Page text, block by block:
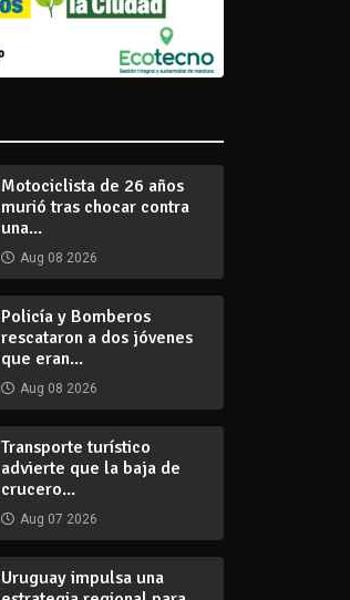
Motociclista de 26 años
murió tras chocar contra
una...
Aug 08 2026
Policía y Bomberos
rescataron a dos jóvenes
que eran...
Aug 08 2026
Transporte turístico
advierte que la baja de
crucero...
Aug 07 2026
Uruguay impulsa una